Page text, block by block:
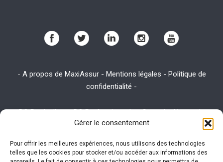
Gérer le consentement
Pour offrir les meilleures expériences, nous utilisons des technologies
telles que les cookies pour stocker et/ou accéder aux informations des
- A propos de MaxiAssur - Mentions légales - Politique de
confidentialité -
-DO Particuliers-DO Professionnels-Garantie décennale-
Assurance emprunteur-Assurance habitation
Assurance RC